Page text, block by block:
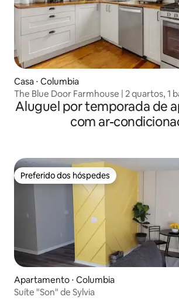
Casa ⋅ Columbia
The Blue Door Farmhouse | 2 quartos, 1
DT Cola
Aluguel por temporada de
com ar-
Preferido dos hóspedes
Preferido dos hóspedes
Apartamento ⋅ Columbia
Suíte "Son" de Sylvia